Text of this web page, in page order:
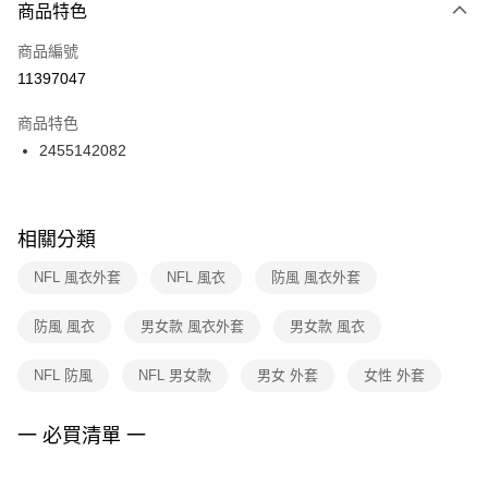
台灣樂天信用卡公司
【關於「AFTEE先享後付」】
便利好安心！
１．簡單：不需註冊會員、不需綁卡、不需儲值。
【「AFTEE先享後付」結帳流程】
３．收到繳費通知簡訊後14天內，點擊此簡訊中的連結，可透過四大超商／
ATM／網路銀行／等多元方式進行付款，方視為交易完成。
※ 請注意：結帳手續完成當下不需立刻繳費，但若您需要取消訂單，請聯絡
購買商品的店家。未經商家同意取消之訂單仍視為有效，需透過AFTEE先享
※ 交易是否成功請以「AFTEE先享後付 」之結帳頁面顯示為準，若有關於
客戶支援中心」
１．透過由恩沛科技股份有限公司提供之「AFTEE先享後付」服務完成之交
易，需依本服務之必要範圍內提供個人資料，並將交易相關給付款項請求債
運送方式
7-11取貨(快速到店)
宅配
每筆NT$100，滿NT$1,500(含以上)免運費
商品特色
商品編號
11397047
商品特色
2455142082
相關分類
NFL 風衣外套 NFL 風衣 防風 風衣外套
防風 風衣 男女款 風衣外套 男女款 風衣
NFL 防風 NFL 男女款 男女 外套 女性 外套
一 必買清單 一